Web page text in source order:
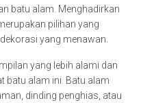
batu alam. Menghadirkan
pilihan yang
yang menawan.
yang lebih alami dan
batu alam ini. Batu alam
dinding penghias, atau